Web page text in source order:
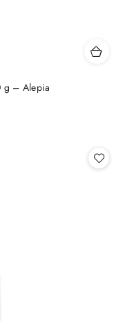
g – Alepia